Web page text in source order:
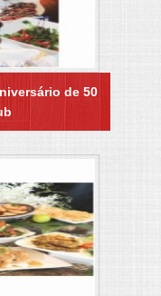
de 50